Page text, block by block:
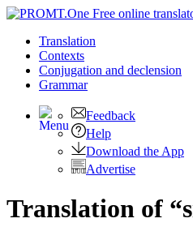
Translation
Contexts
Conjugation and declension
Grammar
Feedback
Help
Download the App
Advertise
Translation of